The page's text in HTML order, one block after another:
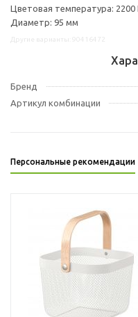
Цветовая температура: 2200
Диаметр: 95 мм
Бренд
Артикул комбинации
Персональные рекомендации